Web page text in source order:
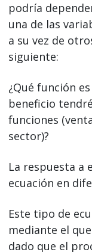
podría
una de las
a su vez de
siguiente:
¿Qué función
beneficio
funciones
sector)?
La respuesta a
ecuación en
Este tipo de
mediante el
dado que el